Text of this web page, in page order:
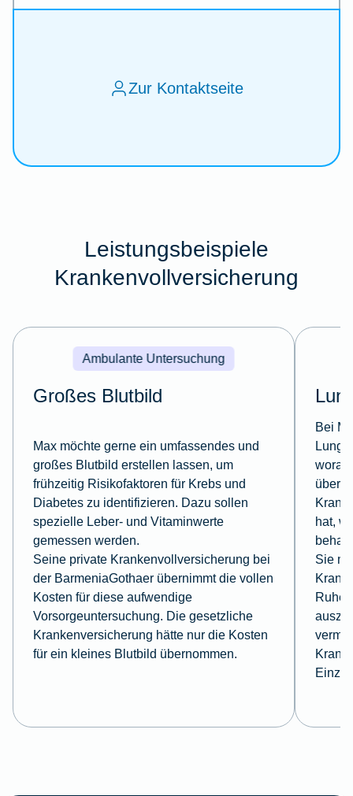
Zur Kontaktseite
Leistungsbeispiele
Krankenvollversicherung
Ambulante Untersuchung
Großes Blutbild
Max möchte gerne ein umfassendes und
großes Blutbild erstellen lassen, um
frühzeitig Risikofaktoren für Krebs und
Diabetes zu identifizieren. Dazu sollen
spezielle Leber- und Vitaminwerte
gemessen werden.
Seine private Krankenvollversicherung bei
der BarmeniaGothaer übernimmt die vollen
Kosten für diese aufwendige
Vorsorgeuntersuchung. Die gesetzliche
Krankenversicherung hätte nur die Kosten
für ein kleines Blutbild übernommen.
Bei
hat,
Sie
Ruhe,